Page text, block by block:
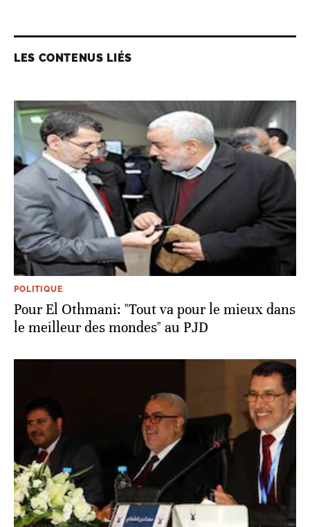
LES CONTENUS LIÉS
POLITIQUE
Pour El Othmani: "Tout va pour le mieux dans
le meilleur des mondes" au PJD